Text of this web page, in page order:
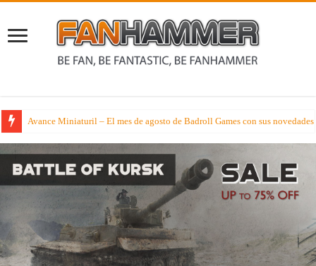
Avance Miniaturil – El mes de agosto de Badroll Games con sus